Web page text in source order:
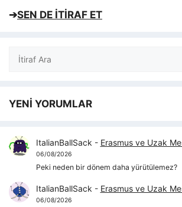
➔SEN DE İTİRAF ET
Ara
YENİ YORUMLAR
ItalianBallSack - Erasmus ve Uzak
06/08/2026
Peki neden bir dönem daha yürütülemez?
ItalianBallSack - Erasmus ve Uzak
06/08/2026